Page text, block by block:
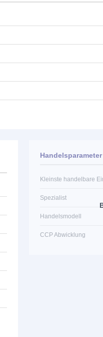
Kleinste handelbare
Spezialist
Handelsmodell
CCP Abwicklung